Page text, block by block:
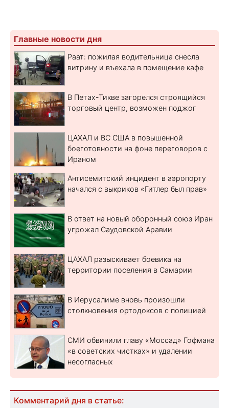
Главные новости дня
Раат: пожилая водительница снесла
витрину и въехала в помещение кафе
В Петах-Тикве загорелся строящийся
торговый центр, возможен поджог
ЦАХАЛ и ВС США в повышенной
боеготовности на фоне переговоров с
Ираном
Антисемитский инцидент в аэропорту
начался с выкриков «Гитлер был прав»
В ответ на новый оборонный союз Иран
угрожал Саудовской Аравии
ЦАХАЛ разыскивает боевика на
территории поселения в Самарии
В Иерусалиме вновь произошли
столкновения ортодоксов с полицией
СМИ обвинили главу «Моссад» Гофмана
«в советских чистках» и удалении
несогласных
Комментарий дня в статье: